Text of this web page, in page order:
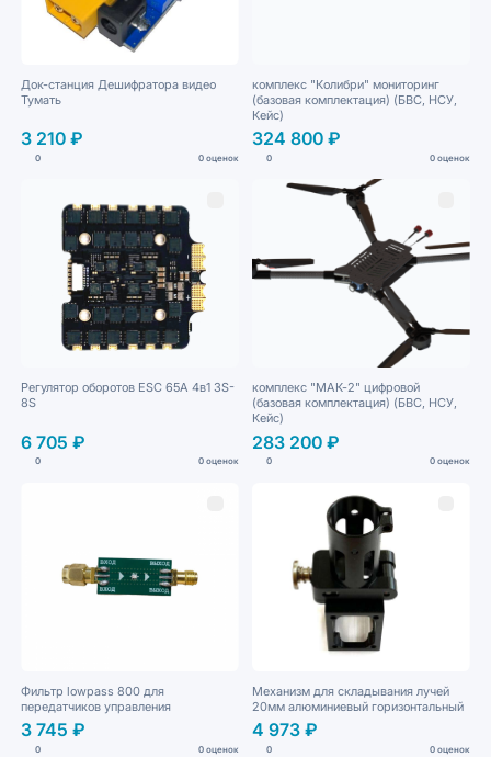
Док-станция Дешифратора видео
Тумать
3 210 ₽
0 0 оценок
комплекс "Колибри" мониторинг
(базовая комплектация) (БВС, НСУ,
Кейс)
324 800 ₽
0 0 оценок
Регулятор оборотов ESC 65A 4в1 3S-
8S
6 705 ₽
0 0 оценок
комплекс "МАК-2" цифровой
(базовая комплектация) (БВС, НСУ,
Кейс)
283 200 ₽
0 0 оценок
Фильтр lowpass 800 для
передатчиков управления
3 745 ₽
0 0 оценок
Механизм для складывания лучей
20мм алюминиевый горизонтальный
4 973 ₽
0 0 оценок